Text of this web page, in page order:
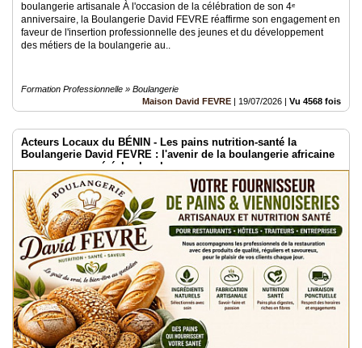
boulangerie artisanale À l'occasion de la célébration de son 4ᵉ
anniversaire, la Boulangerie David FEVRE réaffirme son engagement en
faveur de l'insertion professionnelle des jeunes et du développement
des métiers de la boulangerie au..
Formation Professionnelle » Boulangerie
Maison David FEVRE | 19/07/2026 | Vu 4568 fois
Acteurs Locaux du BÉNIN - Les pains nutrition-santé la
Boulangerie David FEVRE : l'avenir de la boulangerie africaine
passe par nos céréales locales